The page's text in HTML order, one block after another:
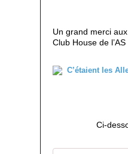
Un grand merci
Club House de
Ci-